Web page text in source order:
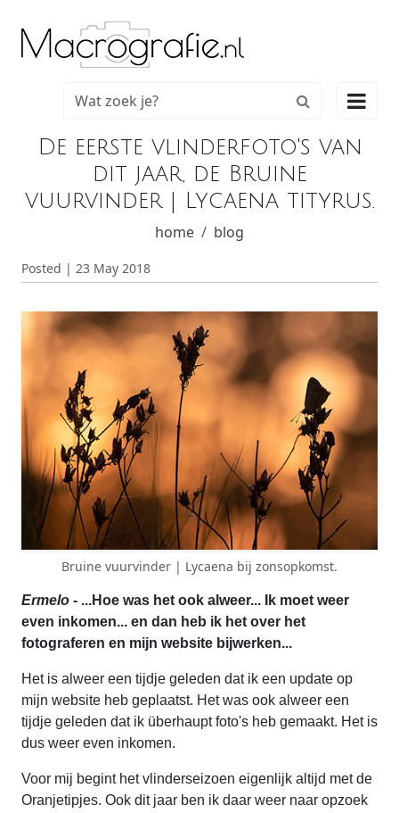

De eerste vlinderfoto's van
dit jaar, de Bruine
vuurvinder | Lycaena tityrus.
home blog
Posted | 23 May 2018
Bruine vuurvinder | Lycaena bij zonsopkomst.
Ermelo - ...Hoe was het ook alweer... Ik moet weer
even inkomen... en dan heb ik het over het
fotograferen en mijn website bijwerken...
Het is alweer een tijdje geleden dat ik een update op
mijn website heb geplaatst. Het was ook alweer een
tijdje geleden dat ik überhaupt foto's heb gemaakt. Het is
dus weer even inkomen.
Voor mij begint het vlinderseizoen eigenlijk altijd met de
Oranjetipjes. Ook dit jaar ben ik daar weer naar opzoek